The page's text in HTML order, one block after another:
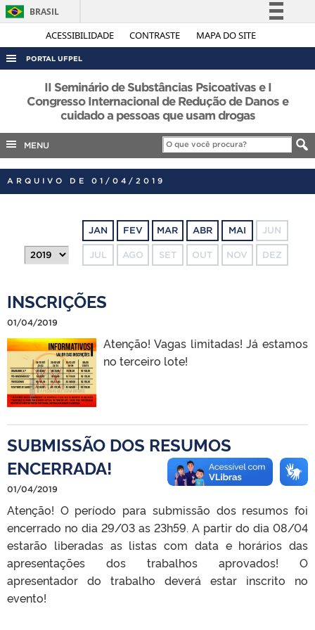
ACESSIBILIDADE CONTRASTE MAPA DO SITE
BRASIL
Simplifique!
Acesso à informação
Legislação
Canais
PORTAL UFPEL
ACESSO À INFORMAÇÃO
AUDITORIA
EDITAIS
PORTARIAS
II Seminário de Substâncias Psicoativas e I
Congresso Internacional de Redução de Danos e
cuidado a pessoas que usam drogas
MENU
ARQUIVO DE 01/04/2019
JAN FEV MAR ABR MAI JUN
JUL AGO SET OUT NOV DEZ
INSCRIÇÕES
01/04/2019
Atenção! Vagas limitadas! Já estamos
no terceiro lote!
SUBMISSÃO DOS RESUMOS
ENCERRADA!
01/04/2019
Atenção! O período para submissão dos resumos foi
encerrado no dia 29/03 as 23h59. A partir do dia 08/04
estarão liberadas as listas com data e horários das
apresentações dos trabalhos aprovados! O
apresentador do trabalho deverá estar inscrito no
evento!